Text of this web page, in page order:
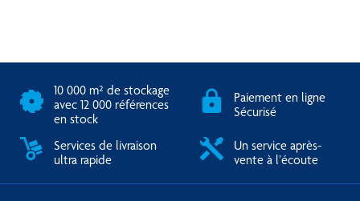
10 000 m² de stockage
avec 12 000 références
en stock
Paiement en ligne
Sécurisé
Services de livraison
ultra rapide
Un service après-
vente à l’écoute